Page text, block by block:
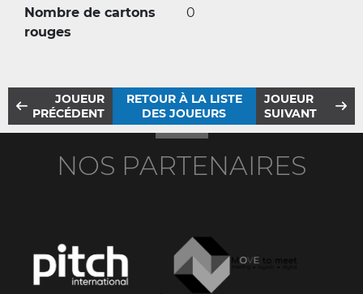
Nombre de cartons
rouges
0
JOUEUR
PRÉCÉDENT
RETOUR À LA LISTE
DES JOUEURS
JOUEUR
SUIVANT
NOS PARTENAIRES